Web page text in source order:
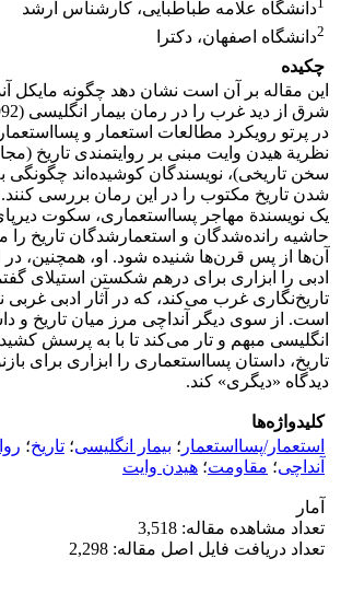
دانشگاه علامه طباطبایی، کارشناس ارشد
2دانشگاه اصفهان، دکترا
چکیده
این مقاله بر آن است نشان دهد چگونه مایکل
در پرتو رویکرد مطالعات استعمار و پسااستعمار
نظریة هیدن وایت مبنی بر روایتمندی تاریخ
سخن تاریخی)، نویسندگان کوشیده‌اند
شدن تاریخ مکتوب را در این رمان بررسی کنند.
یک نویسندة مهاجر پسااستعماری، سکوت
حاشیه رانده‌شدگان و استعمارشدگان تاریخ
آن‌ها از پس قرن‌ها شنیده شود. او، همچنین، در
ادبی را ابزاری برای درهم شکستن استیلای
تاریخ‌نگاری غرب می‌کند، که در آثار ادبی غربی
است. از سوی دیگر آنداچی مرز میان تاریخ و
انگلیسی مبهم و تار می‌‌کند تا با به‌ پرسش
تاریخ، داستان پسااستعماری را ابزاری برای
دیدگاه «دیگری» کند.
کلیدواژه‌ها
استعمار/پسااستعمار ؛ بیمار انگلیسی؛ تاریخ؛
آنداچی؛ مقاومت؛ هیدن وایت
آمار
تعداد مشاهده مقاله: 3,518
تعداد دریافت فایل اصل مقاله: 2,298